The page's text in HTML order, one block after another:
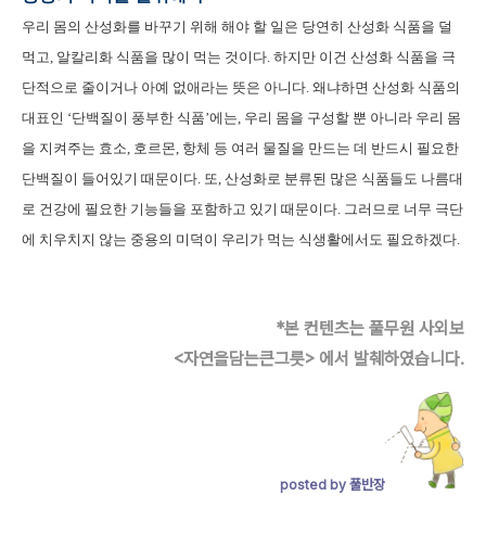
우리 몸의 산성화를 바꾸기 위해 해야 할 일은 당연히 산성화 식품을 덜
먹고, 알칼리화 식품을 많이 먹는 것이다. 하지만 이건 산성화 식품을 극
단적으로 줄이거나 아예 없애라는 뜻은 아니다. 왜냐하면 산성화 식품의
대표인 ‘단백질이 풍부한 식품’에는, 우리 몸을 구성할 뿐 아니라 우리 몸
을 지켜주는 효소, 호르몬, 항체 등 여러 물질을 만드는 데 반드시 필요한
단백질이 들어있기 때문이다. 또, 산성화로 분류된 많은 식품들도 나름대
로 건강에 필요한 기능들을 포함하고 있기 때문이다. 그러므로 너무 극단
에 치우치지 않는 중용의 미덕이 우리가 먹는 식생활에서도 필요하겠다.
*본 컨텐츠는 풀무원 사외보
<자연을담는큰그릇> 에서 발췌하였습니다.
posted by 풀반장